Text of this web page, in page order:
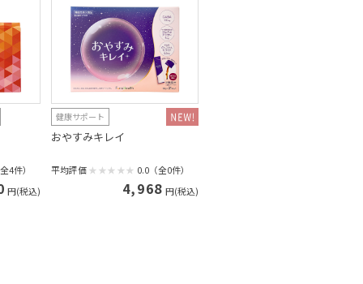
4件）
円(税込)
健康サポート
おやすみキレイ
平均評価 0.0（全0件）
4,968 円(税込)